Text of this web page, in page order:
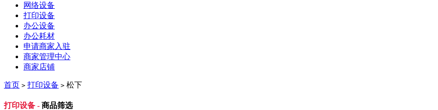
网络设备
打印设备
办公设备
办公耗材
申请商家入驻
商家管理中心
商家店铺
首页 > 打印设备 > 松下
打印设备 - 商品筛选